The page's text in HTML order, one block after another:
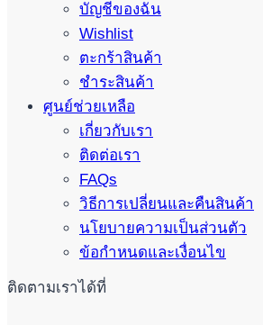
บัญชีของฉัน
Wishlist
ตะกร้าสินค้า
ชำระสินค้า
ศูนย์ช่วยเหลือ
เกี่ยวกับเรา
ติดต่อเรา
FAQs
วิธีการเปลี่ยนและคืนสินค้า
นโยบายความเป็นส่วนตัว
ข้อกำหนดและเงื่อนไข
ติดตามเราได้ที่